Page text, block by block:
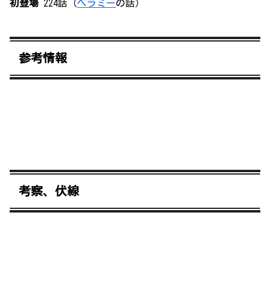
初登場 224話（ベラミーの話）
参考情報
考察、伏線